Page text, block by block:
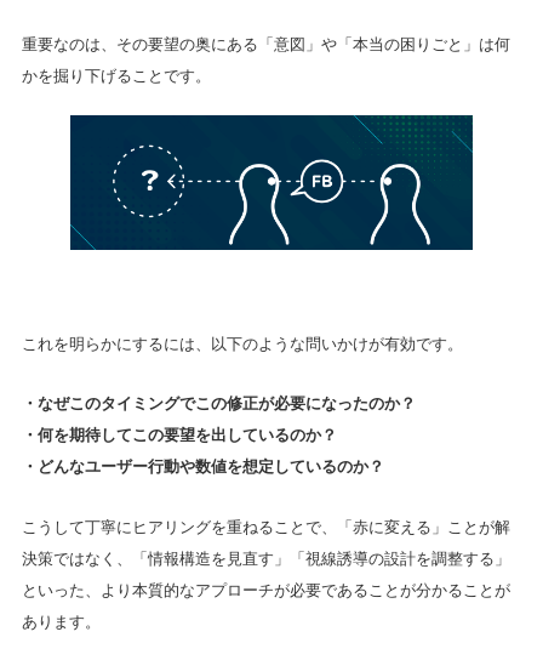
重要なのは、その要望の奥にある「意図」や「本当の困りごと」は何
かを掘り下げることです。
これを明らかにするには、以下のような問いかけが有効です。
・なぜこのタイミングでこの修正が必要になったのか？
・何を期待してこの要望を出しているのか？
・どんなユーザー行動や数値を想定しているのか？
こうして丁寧にヒアリングを重ねることで、「赤に変える」ことが解
決策ではなく、「情報構造を見直す」「視線誘導の設計を調整する」
といった、より本質的なアプローチが必要であることが分かることが
あります。